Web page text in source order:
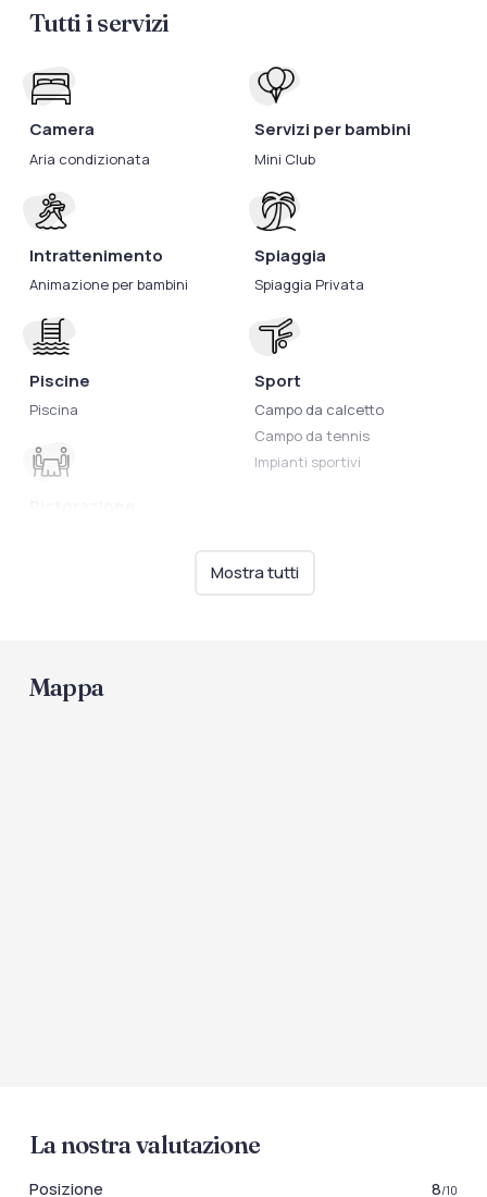
Tutti i servizi
Camera
Aria condizionata
Intrattenimento
Animazione per bambini
Piscine
Piscina
Servizi per bambini
Mini Club
Spiaggia
Spiaggia Privata
Sport
Campo da calcetto
Campo da tennis
Impianti sportivi
Mostra tutti
Mappa
La nostra valutazione
Posizione 8/10